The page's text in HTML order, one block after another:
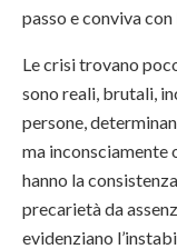
passo e conviva
Le crisi trovano
sono reali, brutali,
persone,
ma inconsciamente
hanno la
precarietà da
evidenziano